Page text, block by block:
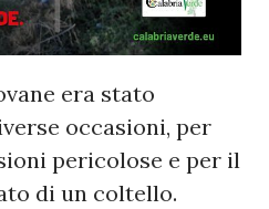
era stato
occasioni, per
pericolose e per il
di un coltello.